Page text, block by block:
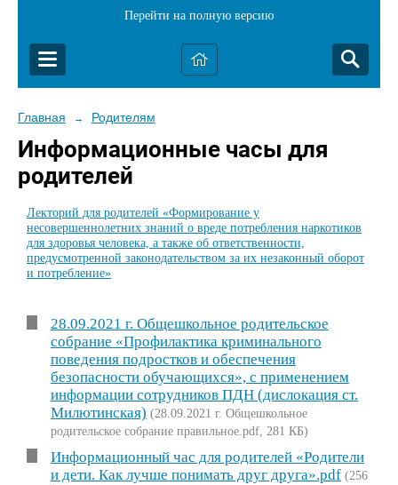
Перейти на полную версию
Главная → Родителям
Информационные часы для
родителей
Лекторий для родителей «Формирование у
несовершеннолетних знаний о вреде потребления наркотиков
для здоровья человека, а также об ответственности,
предусмотренной законодательством за их незаконный оборот
и потребление»
28.09.2021 г. Общешкольное родительское
собрание «Профилактика криминального
поведения подростков и обеспечения
безопасности обучающихся», с применением
информации сотрудников ПДН (дислокация ст.
Милютинская) (28.09.2021 г. Общешкольное
родительское собрание правильное.pdf, 281 КБ)
Информационный час для родителей «Родители
и дети. Как лучше понимать друг друга».pdf (256